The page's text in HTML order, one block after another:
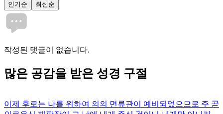
인기순
최신순
작성된 댓글이 없습니다.
많은 공감을 받은 성경 구절
이제 후로는 나를 위하여 의의 면류관이 예비되었으므로 주 곧